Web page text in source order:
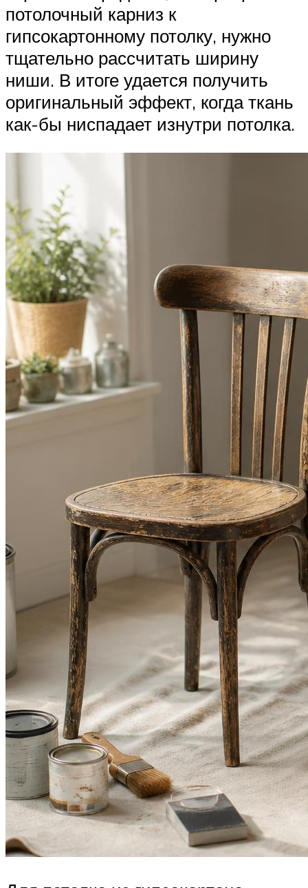
потолочный карниз к
гипсокартонному потолку, нужно
тщательно рассчитать ширину
ниши. В итоге удается получить
оригинальный эффект, когда ткань
как-бы ниспадает изнутри потолка.